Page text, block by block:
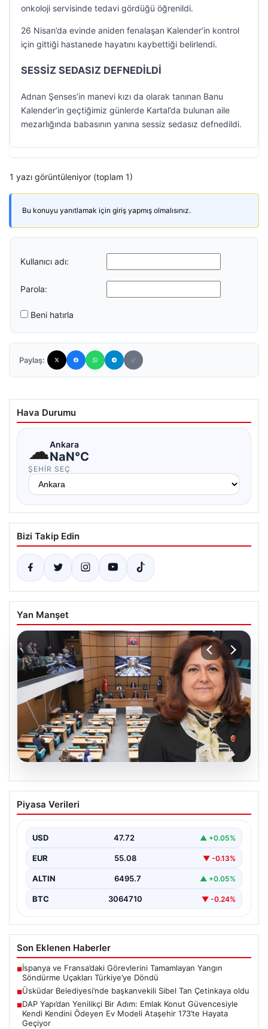
onkoloji servisinde tedavi gördüğü öğrenildi.
26 Nisan’da evinde aniden fenalaşan Kalender’in kontrol
için gittiği hastanede hayatını kaybettiği belirlendi.
SESSİZ SEDASIZ DEFNEDİLDİ
Adnan Şenses’in manevi kızı da olarak tanınan Banu
Kalender’in geçtiğimiz günlerde Kartal’da bulunan aile
mezarlığında babasının yanına sessiz sedasız defnedildi.
1 yazı görüntüleniyor (toplam 1)
Bu konuyu yanıtlamak için giriş yapmış olmalısınız.
Kullanıcı adı:
Parola:
Beni hatırla
Paylaş:
Hava Durumu
☁Ankara
NaN°C
ŞEHIR SEÇ
Bizi Takip Edin
Yan Manşet
05.08.2026
Üsküdar Belediyesi’nde başkanvekili
Sibel Tan Çetinkaya oldu
Piyasa Verileri
USD 47.72 ▲ +0.05%
EUR 55.08 ▼ -0.13%
ALTIN 6495.7 ▲ +0.05%
BTC 3064710 ▼ -0.24%
Son Eklenen Haberler
■İspanya ve Fransa’daki Görevlerini Tamamlayan Yangın
Söndürme Uçakları Türkiye’ye Döndü
■Üsküdar Belediyesi’nde başkanvekili Sibel Tan Çetinkaya oldu
■DAP Yapı’dan Yenilikçi Bir Adım: Emlak Konut Güvencesiyle
Kendi Kendini Ödeyen Ev Modeli Ataşehir 173’te Hayata
Geçiyor